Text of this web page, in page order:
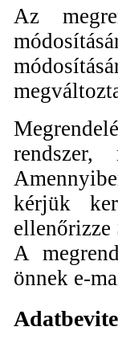
Az
rendszer,
kérjük
ellenőrizze
A
önnek e-